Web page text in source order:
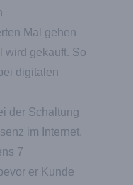
Mal gehen
wird gekauft. So
digitalen
der Schaltung
im Internet,
7
er Kunde